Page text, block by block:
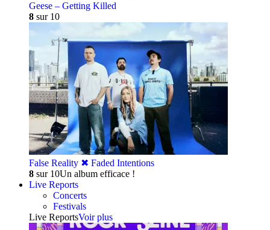
Geese – Getting Killed
8 sur 10
False Reality ✖︎ Faded Intentions
8 sur 10Un album efficace !
Live Reports
Concerts
Festivals
Live ReportsVoir plus